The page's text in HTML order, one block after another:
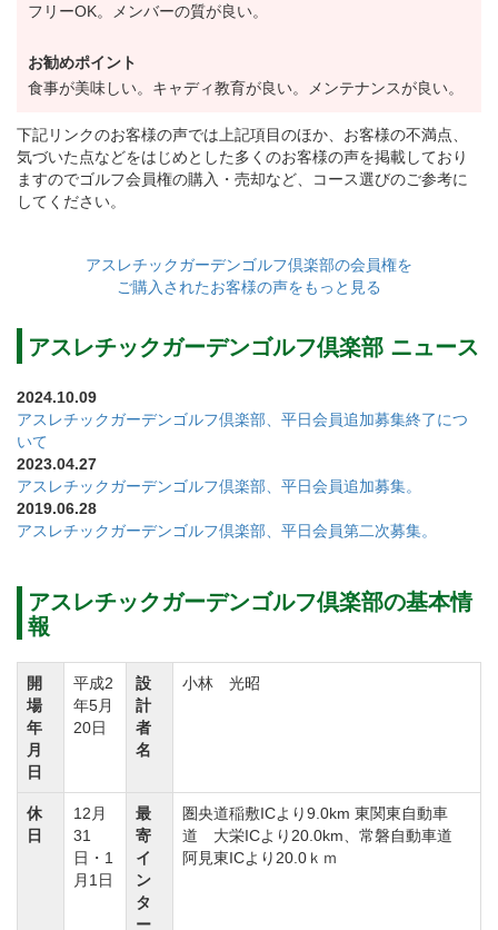
2019年6月30日を以って平日会員の第一次募集を終了
し、2019年7月1日からは、平日会員の第二次募集を下
記の通り実施します。
平日会員(一身個人会員)：300名
※本会員権は譲渡不可。
の配偶者のみ）。その場合の名義書換料は150,000円
（税別）とします。
及び振替休日を除く)は休場日となる。）
◇募集金額：入会金350,000円（税別）
◇年会費：24,000円（税別）
◇入会資格
①倶楽部会則その他諸規則を守り、秩序を保てる方。
勢力でない方。
③当倶楽部の正会員（在籍1年以上）1名の推薦が必
④正会員の推薦が無い場合、倶楽部理事又は総務委員
との同伴プレーを実施。
⑤日本国籍、35歳以上の方。
◇入会後手続き
①入会申込書の所定事項を記入捺印の上、必要書類を
添えて申し込む。
②当倶楽部のＡＧ企画株式会社による面接を受ける。
正会員の推薦が無い場合など、必要な場合は倶楽部理
フリーOK。メンバーの質が良い。
お勧めポイント
食事が美味しい。キャディ教育が良い。メンテナンスが良い。
下記リンクのお客様の声では上記項目のほか、お客様の不満点、
気づいた点などをはじめとした多くのお客様の声を掲載しており
ますのでゴルフ会員権の購入・売却など、コース選びのご参考に
してください。
アスレチックガーデンゴルフ倶楽部の会員権を
ご購入されたお客様の声をもっと見る
アスレチックガーデンゴルフ倶楽部 ニュース
2024.10.09
アスレチックガーデンゴルフ倶楽部、平日会員追加募集終了につ
いて
2023.04.27
アスレチックガーデンゴルフ倶楽部、平日会員追加募集。
2019.06.28
アスレチックガーデンゴルフ倶楽部、平日会員第二次募集。
アスレチックガーデンゴルフ倶楽部の基本情
報
開
場
年
月
日
平成2
年5月
20日
設
計
者
名
小林 光昭
休
日
12月
31
日・1
月1日
最
寄
イ
ン
タ
ー
圏央道稲敷ICより9.0km 東関東自動車
道 大栄ICより20.0km、常磐自動車道
阿見東ICより20.0ｋｍ